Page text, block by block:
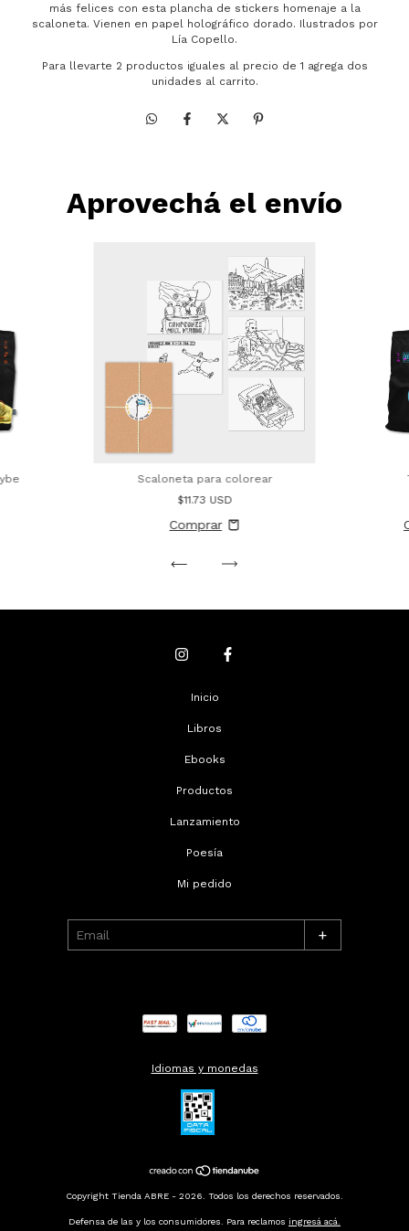
más felices con esta plancha de stickers homenaje a la
scaloneta. Vienen en papel holográfico dorado. Ilustrados por
Lía Copello.
Para llevarte 2 productos iguales al precio de 1 agrega dos
unidades al carrito.
Aprovechá el envío
Scaloneta para colorear
$11.73 USD
Inicio
Libros
Ebooks
Productos
Lanzamiento
Poesía
Mi pedido
+
Idiomas y monedas
Copyright Tienda ABRE - 2026. Todos los derechos reservados.
Defensa de las y los consumidores. Para reclamos ingresá acá.